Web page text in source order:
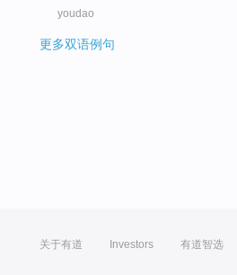
youdao
更多双语例句
关于有道 Investors 有道智选